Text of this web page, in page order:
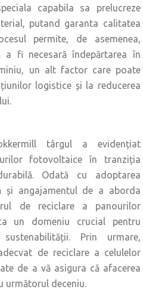
capabila sa prelucreze
putand garanta calitatea
permite, de asemenea,
a fi necesară îndepărtarea în
un alt factor care poate
logistice și la reducerea
târgul a evidențiat
fotovoltaice în tranziția
Odată cu adoptarea
și angajamentul de a aborda
de reciclare a panourilor
un domeniu crucial pentru
Prin urmare,
de reciclare a celulelor
de a vă asigura că afacerea
următorul deceniu.